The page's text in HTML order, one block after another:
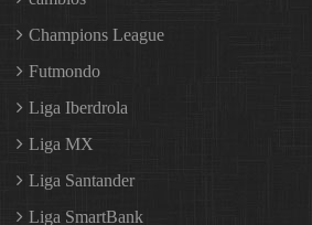
Champions League
Futmondo
Liga Iberdrola
Liga MX
Liga Santander
Liga SmartBank